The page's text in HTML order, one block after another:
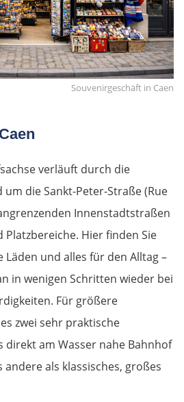
Souvenirgeschäft in Caen
verläuft durch die
die Sankt-Peter-Straße (Rue
Innenstadtstraßen
Platzbereiche. Hier finden Sie
Läden und alles für den Alltag –
in wenigen Schritten wieder bei
Für größere
zwei sehr praktische
direkt am Wasser nahe Bahnhof
andere als klassisches, großes